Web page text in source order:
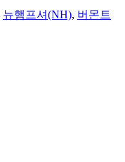
뉴햄프셔(NH), 버몬트